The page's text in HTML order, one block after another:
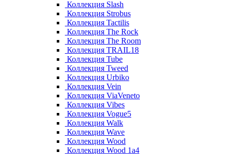
Коллекция Slash
Коллекция Strobus
Коллекция Tactilis
Коллекция The Rock
Коллекция The Room
Коллекция TRAIL18
Коллекция Tube
Коллекция Tweed
Коллекция Urbiko
Коллекция Vein
Коллекция ViaVeneto
Коллекция Vibes
Коллекция Vogue5
Коллекция Walk
Коллекция Wave
Коллекция Wood
Коллекция Wood 1a4